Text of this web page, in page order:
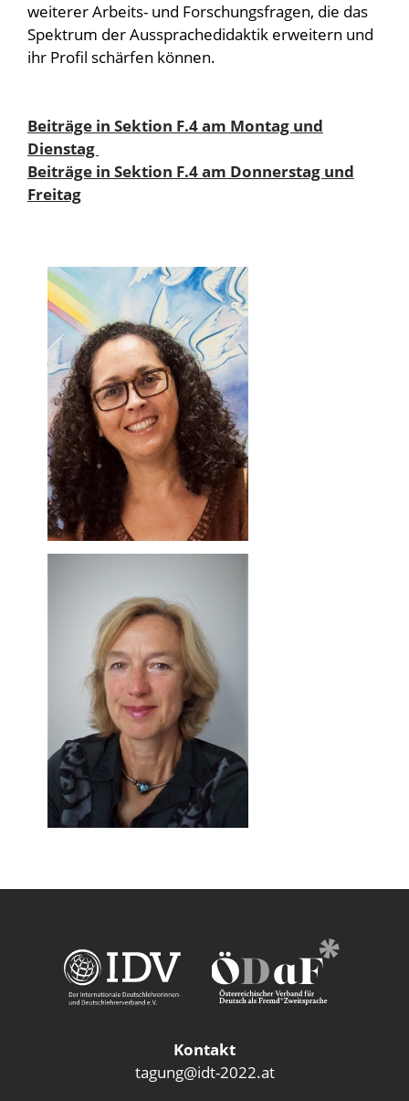
weiterer Arbeits- und Forschungsfragen, die das
Spektrum der Aussprachedidaktik erweitern und
ihr Profil schärfen können.
Beiträge in Sektion F.4 am Montag und
Dienstag
Beiträge in Sektion F.4 am Donnerstag und
Freitag
Kontakt
tagung@idt-2022.at